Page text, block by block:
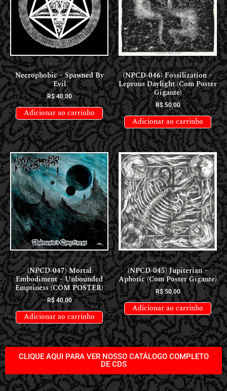
CDS NACIONAIS
Necrophobic – Spawned By
Evil
R$40,00
Adicionar ao carrinho
LANÇAMENTOS // RELEASES
(NPCD-046) Fossilization –
Leprous Daylight (Com Poster
Gigante)
R$50,00
Adicionar ao carrinho
LANÇAMENTOS // RELEASES
(NPCD-047) Mortal
Embodiment – Unbounded
Emptiness (COM POSTER)
R$40,00
Adicionar ao carrinho
LANÇAMENTOS // RELEASES
(NPCD-045) Jupiterian –
Aphotic (Com Poster Gigante)
R$50,00
Adicionar ao carrinho
CLIQUE AQUI PARA VER NOSSO CATÁLOGO COMPLETO
DE CDS